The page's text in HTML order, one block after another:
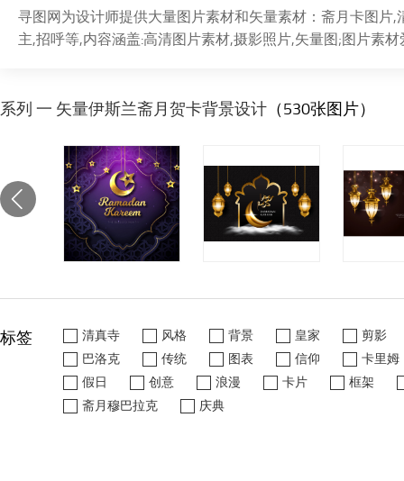
寻图网为设计师提供大量图片素材和矢量素材：斋月卡图片
主,招呼等,内容涵盖:高清图片素材,摄影照片,矢量图;图片素
系列 一 矢量伊斯兰斋月贺卡背景设计 （530张图片）
标签 清真寺 风格 背景 皇家
剪影
巴洛克
传统 图表 信仰
卡里姆
假日
创意 浪漫 卡片
框架
斋月穆巴拉克
庆典